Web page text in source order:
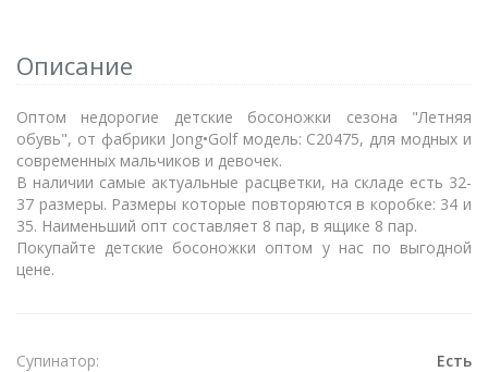
Описание
Оптом недорогие детские босоножки сезона "Летняя
обувь", от фабрики Jong•Golf модель: C20475, для модных и
современных мальчиков и девочек.
В наличии самые актуальные расцветки, на складе есть 32-
37 размеры. Размеры которые повторяются в коробке: 34 и
35. Наименьший опт составляет 8 пар, в ящике 8 пар.
Покупайте детские босоножки оптом у нас по выгодной
цене.
Супинатор:
Есть